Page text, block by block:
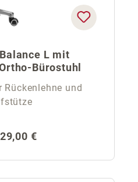
L mit
Bürostuhl
und
Preis:
€